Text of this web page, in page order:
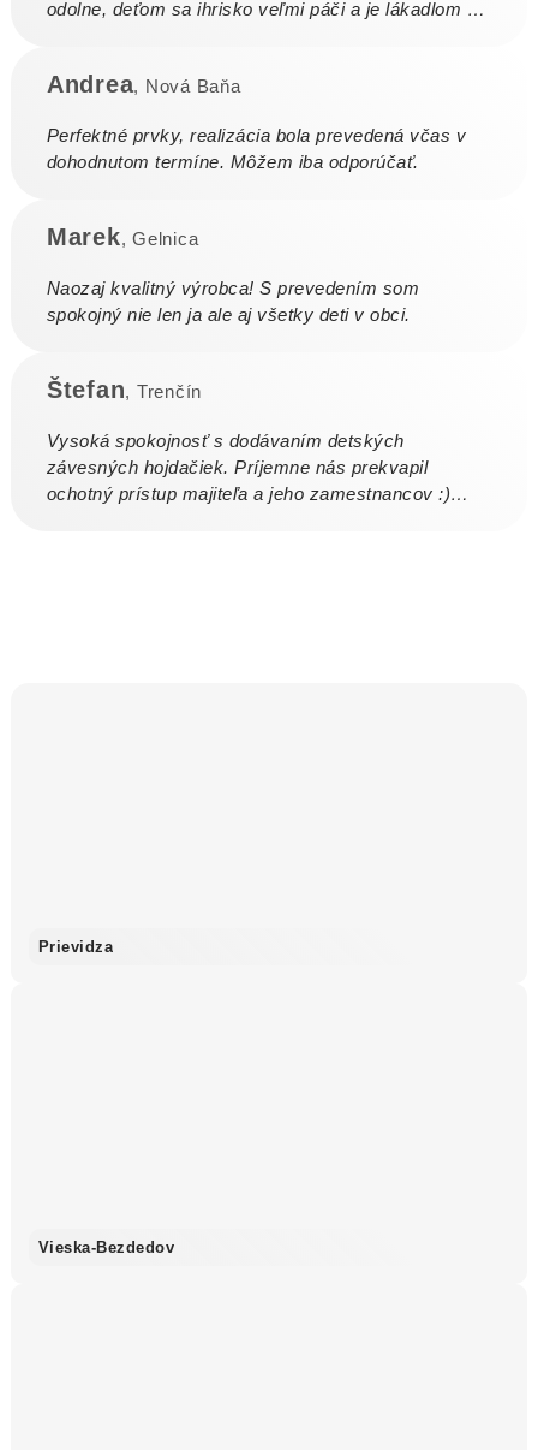
odolne, deťom sa ihrisko veľmi páči a je lákadlom aj
Andrea, Nová Baňa
Perfektné prvky, realizácia bola prevedená včas v
dohodnutom termíne. Môžem iba odporúčať.
Marek, Gelnica
Naozaj kvalitný výrobca! S prevedením som
spokojný nie len ja ale aj všetky deti v obci.
Štefan, Trenčín
Vysoká spokojnosť s dodávaním detských
závesných hojdačiek. Príjemne nás prekvapil
ochotný prístup majiteľa a jeho zamestnancov :)
Prievidza
Vieska-Bezdedov